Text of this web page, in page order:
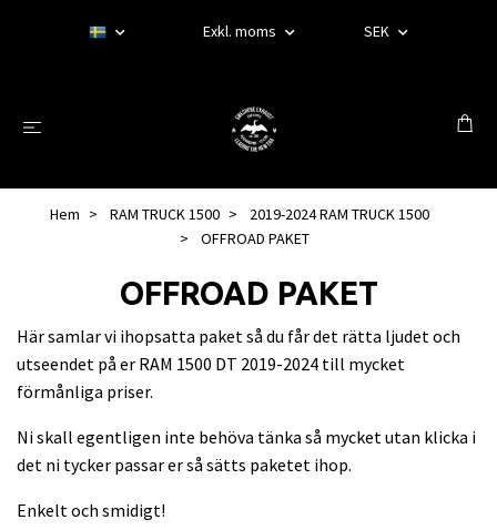
Exkl. moms SEK
Hem RAM TRUCK 1500
2019-2024 RAM TRUCK 1500
OFFROAD PAKET
OFFROAD PAKET
Här samlar vi ihopsatta paket så du får det rätta ljudet och
utseendet på er RAM 1500 DT 2019-2024 till mycket
förmånliga priser.
Ni skall egentligen inte behöva tänka så mycket utan klicka i
det ni tycker passar er så sätts paketet ihop.
Enkelt och smidigt!